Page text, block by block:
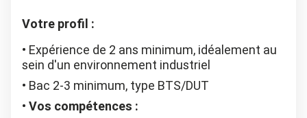
Votre profil :
Expérience de 2 ans minimum, idéalement au
sein d'un environnement industriel
Bac 2-3 minimum, type BTS/DUT
Vos compétences :